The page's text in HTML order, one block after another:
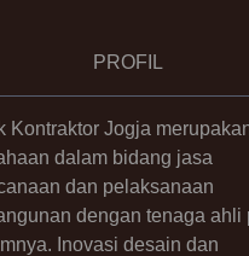
PROFIL
Kontraktor Jogja
dalam bidang jasa
dan pelaksanaan
dengan tenaga ahli
Inovasi desain dan